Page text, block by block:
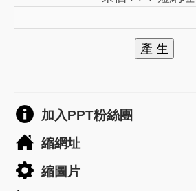
產 生
加入PPT粉絲團
縮網址
縮圖片